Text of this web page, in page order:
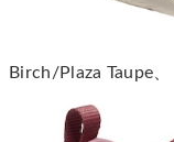
Birch/Plaza Taupe、